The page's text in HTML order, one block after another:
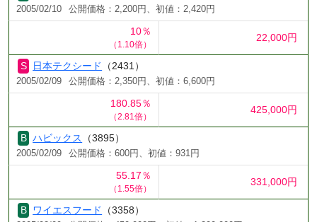
2005/02/10 公開価格：2,200円、初値：2,420円
10％
（1.10倍）
22,000円
日本テクシード （2431）
2005/02/09 公開価格：2,350円、初値：6,600円
180.85％
（2.81倍）
425,000円
ハビックス （3895）
2005/02/09 公開価格：600円、初値：931円
55.17％
（1.55倍）
331,000円
ワイエスフード （3358）